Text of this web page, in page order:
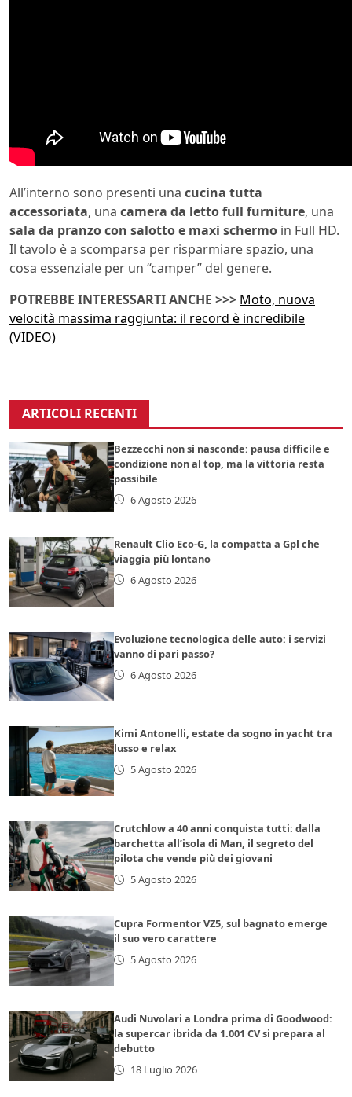
All’interno sono presenti una cucina tutta
accessoriata, una camera da letto full furniture, una
sala da pranzo con salotto e maxi schermo in Full HD.
Il tavolo è a scomparsa per risparmiare spazio, una
cosa essenziale per un “camper” del genere.
POTREBBE INTERESSARTI ANCHE >>> Moto, nuova
velocità massima raggiunta: il record è incredibile
(VIDEO)
ARTICOLI RECENTI
Bezzecchi non si nasconde: pausa difficile e
condizione non al top, ma la vittoria resta
possibile
6 Agosto 2026
Renault Clio Eco-G, la compatta a Gpl che
viaggia più lontano
6 Agosto 2026
Evoluzione tecnologica delle auto: i servizi
vanno di pari passo?
6 Agosto 2026
Kimi Antonelli, estate da sogno in yacht tra
lusso e relax
5 Agosto 2026
Crutchlow a 40 anni conquista tutti: dalla
barchetta all’isola di Man, il segreto del
pilota che vende più dei giovani
5 Agosto 2026
Cupra Formentor VZ5, sul bagnato emerge
il suo vero carattere
5 Agosto 2026
Audi Nuvolari a Londra prima di Goodwood:
la supercar ibrida da 1.001 CV si prepara al
debutto
18 Luglio 2026